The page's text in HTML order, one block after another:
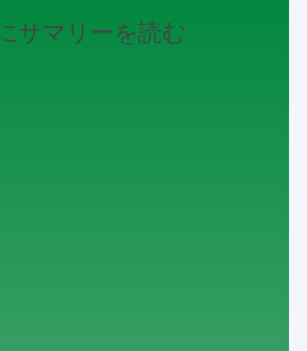
サマリーを読む